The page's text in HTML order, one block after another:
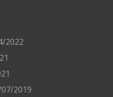
2022
2019